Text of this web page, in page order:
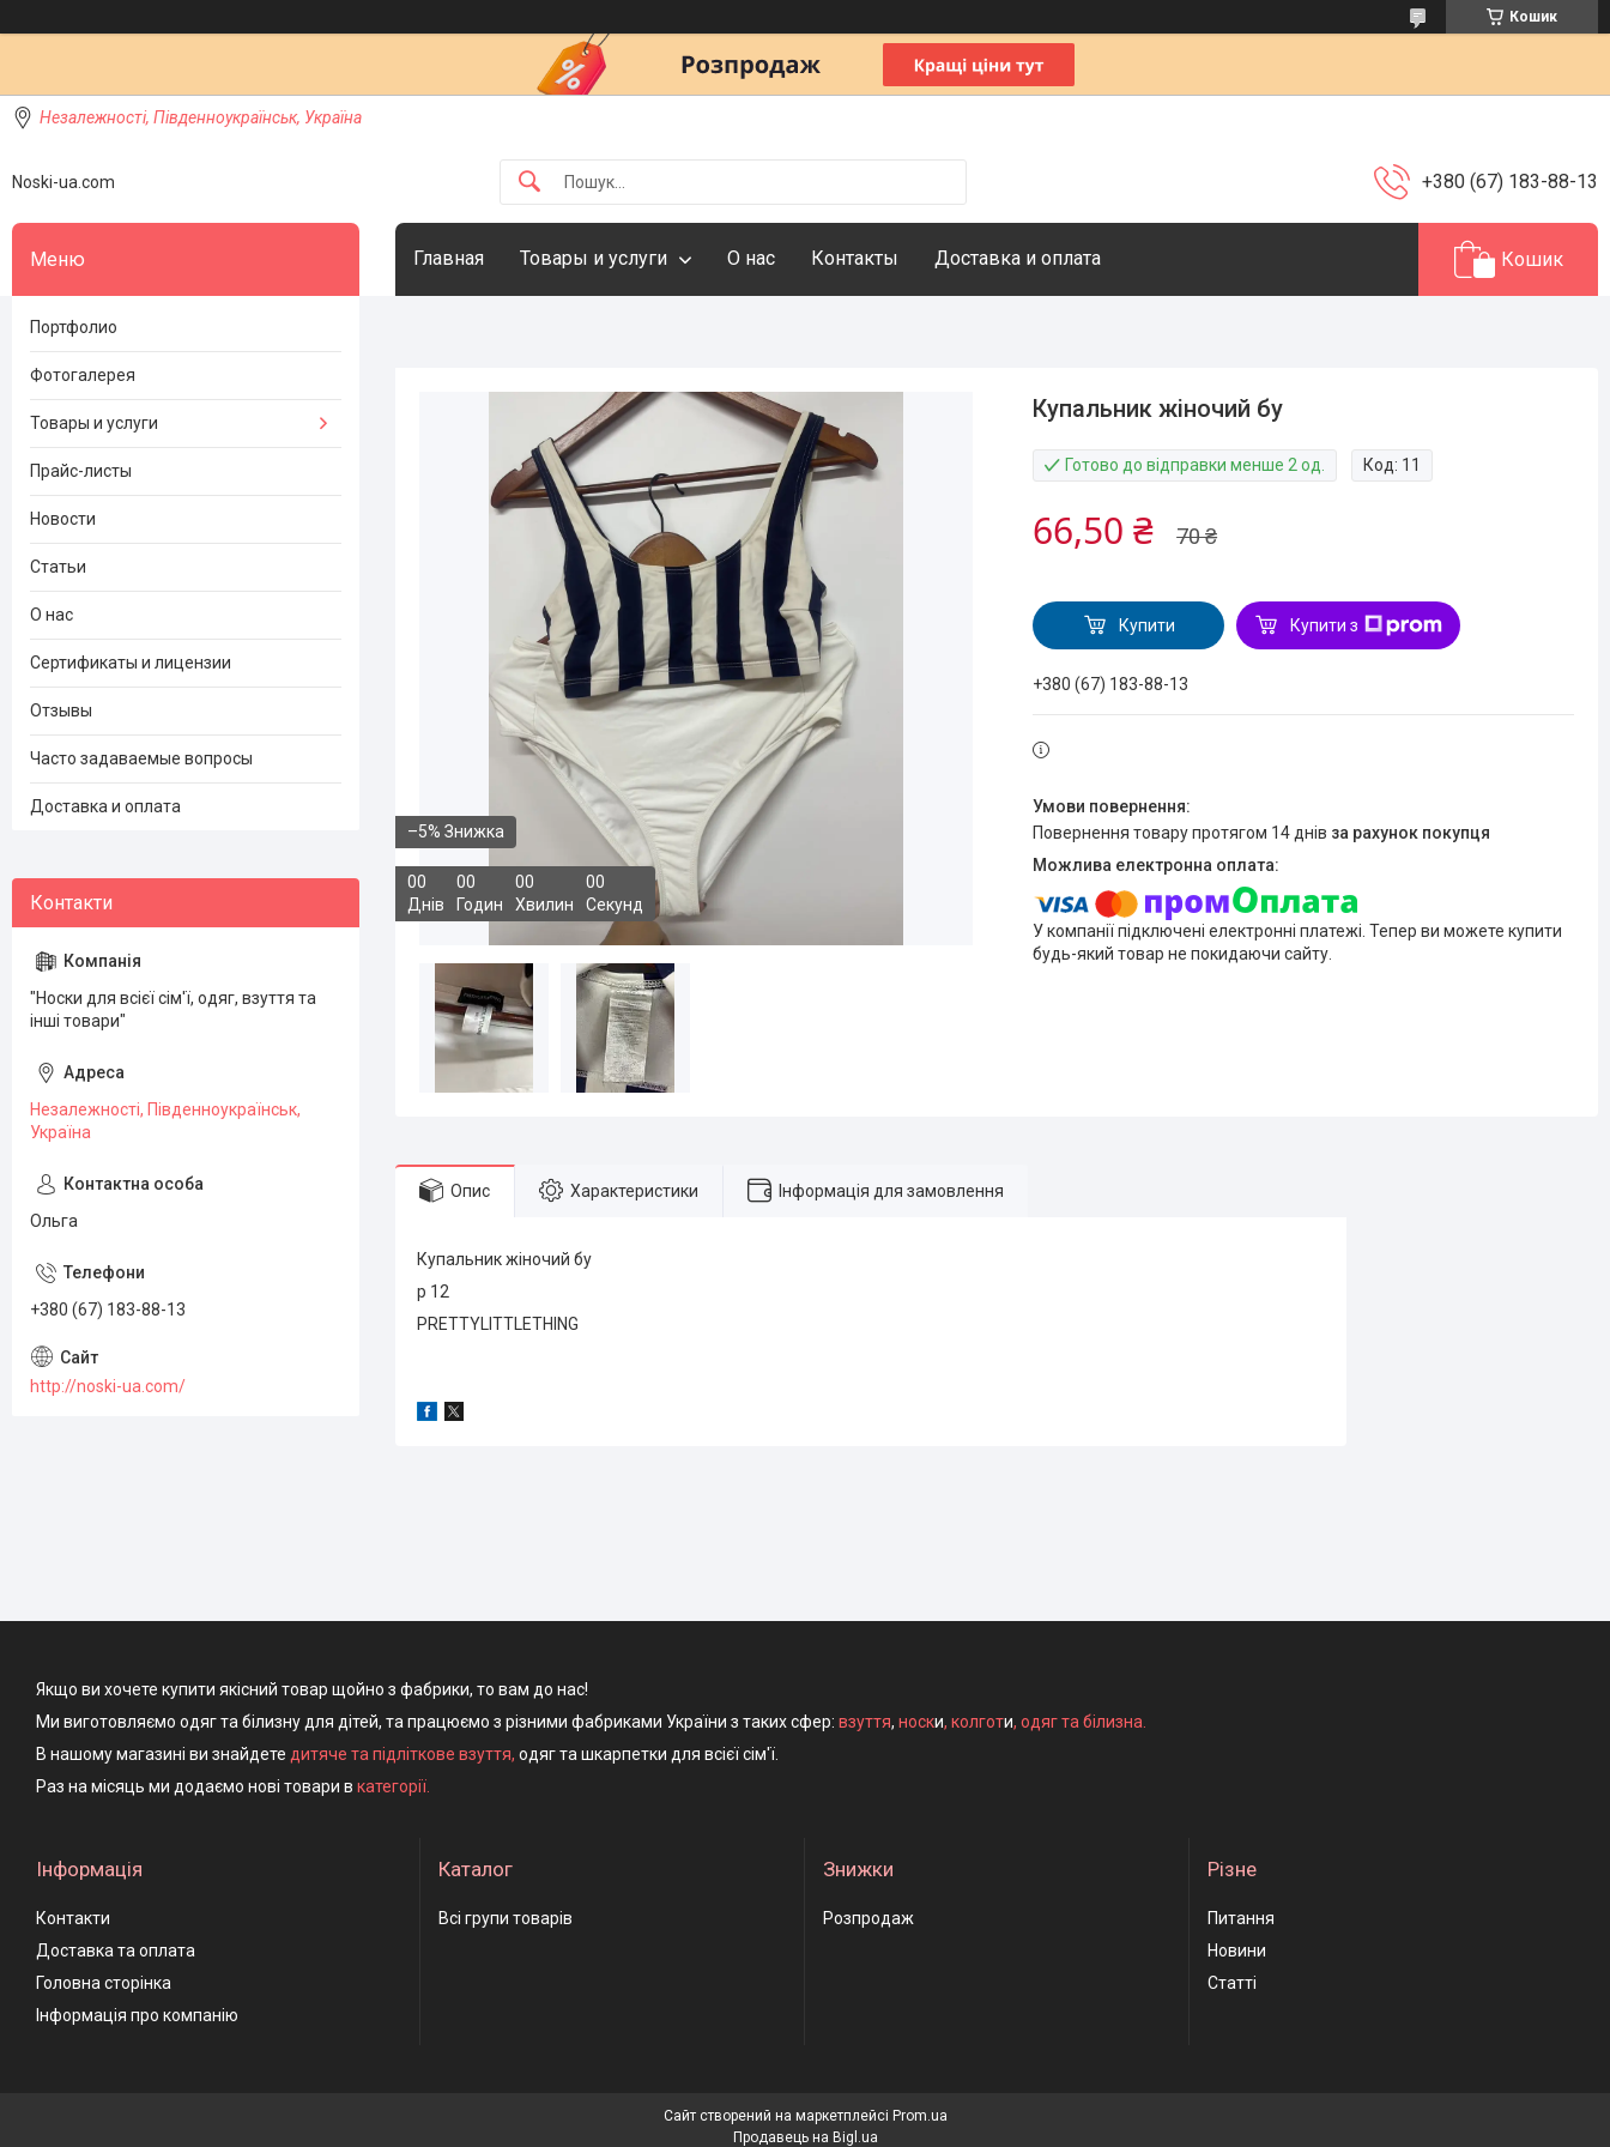
Кошик
Незалежності, Південноукраїнськ, Україна
Noski-ua.com +380 (67) 183-88-13
Главная Товары и услуги О нас Контакты Доставка и оплата Кошик
–5%
00
Днів
00
Годин
00
Хвилин
00
Секунд
Купальник жіночий бу
Готово до відправки менше 2 од. Код: 11
70 ₴
66,50 ₴
Купити Купити з
+380 (67) 183-88-13
повернення товару протягом 14 днів за рахунок покупця
У компанії підключені електронні платежі. Тепер ви можете купити
будь-який товар не покидаючи сайту.
Опис Характеристики Інформація для замовлення
Купальник жіночий бу
р 12
PRETTYLITTLETHING
Портфолио
Фотогалерея
Товары и услуги
Прайс-листы
Новости
Статьи
О нас
Сертификаты и лицензии
Отзывы
Часто задаваемые вопросы
Доставка и оплата
"Носки для всієї сім'ї, одяг, взуття та
інші товари"
Незалежності, Південноукраїнськ,
Україна
Ольга
+380 (67) 183-88-13
http://noski-ua.com/
Якщо ви хочете купити якісний товар щойно з фабрики, то вам до нас!
Ми виготовляємо одяг та білизну для дітей, та працюємо з різними фабриками України з таких сфер: взуття, носки, колготи, одяг та білизна.
В нашому магазині ви знайдете дитяче та підліткове взуття, одяг та шкарпетки для всієї сім'ї.
Раз на місяць ми додаємо нові товари в категорії.
Інформація
Контакти
Доставка та оплата
Головна сторінка
Інформація про компанію
Каталог
Всі групи товарів
Знижки
Розпродаж
Різне
Питання
Новини
Статті
Сайт створений на маркетплейсі Prom.ua
Продавець на Bigl.ua